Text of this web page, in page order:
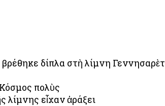
δίπλα στὴ λίμνη Γεννησαρὲτ
πολὺς
λίμνης εἶχαν ἀράξει